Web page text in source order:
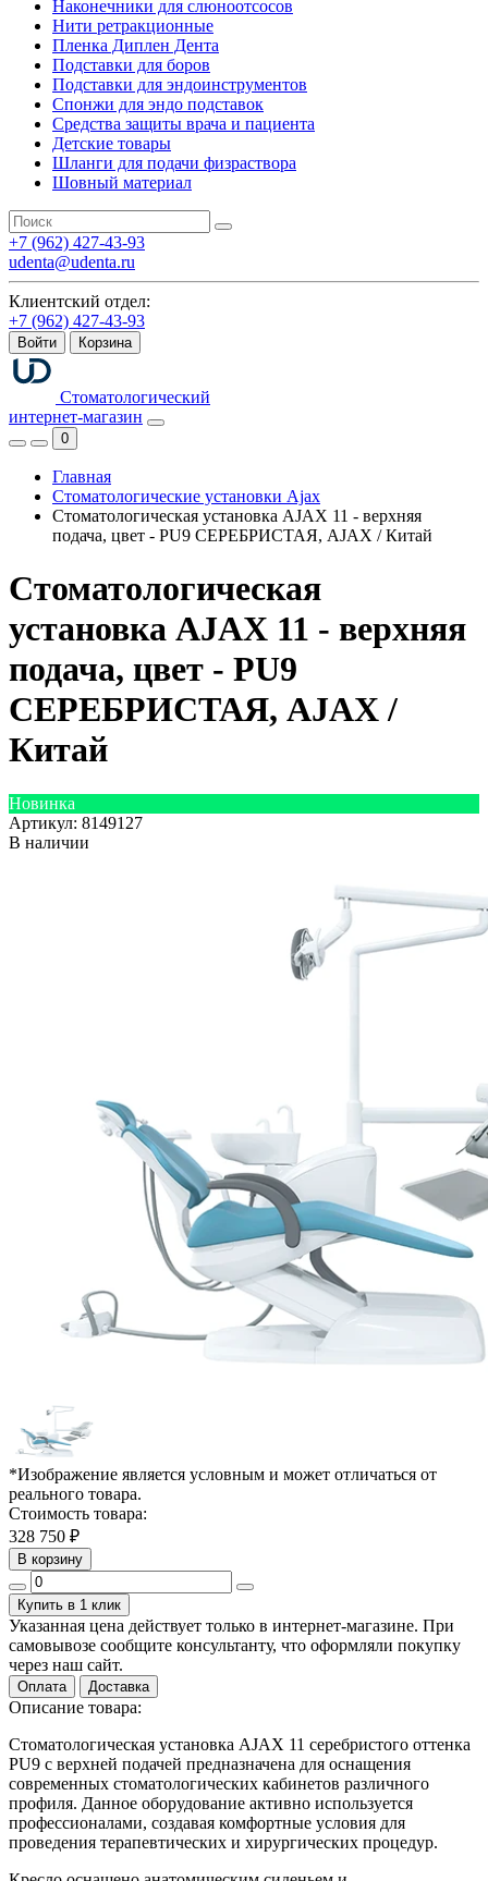
Наконечники для слюноотсосов
Нити ретракционные
Пленка Диплен Дента
Подставки для боров
Подставки для эндоинструментов
Спонжи для эндо подставок
Средства защиты врача и пациента
Детские товары
Шланги для подачи физраствора
Шовный материал
+7 (962) 427-43-93
udenta@udenta.ru
Клиентский отдел:
+7 (962) 427-43-93
Войти Корзина
Стоматологический
интернет-магазин
0
Главная
Стоматологические установки Ajax
Стоматологическая установка AJAX 11 - верхняя
подача, цвет - PU9 СЕРЕБРИСТАЯ, AJAX / Китай
Стоматологическая
установка AJAX 11 - верхняя
подача, цвет - PU9
СЕРЕБРИСТАЯ, AJAX /
Китай
Новинка
Артикул: 8149127
В наличии
*Изображение является условным и может отличаться от
реального товара.
Стоимость товара:
328 750 ₽
В корзину
Купить в 1 клик
Указанная цена действует только в интернет-магазине. При
самовывозе сообщите консультанту, что оформляли покупку
через наш сайт.
Оплата Доставка
Описание товара:
Стоматологическая установка AJAX 11 серебристого оттенка
PU9 с верхней подачей предназначена для оснащения
современных стоматологических кабинетов различного
профиля. Данное оборудование активно используется
профессионалами, создавая комфортные условия для
проведения терапевтических и хирургических процедур.